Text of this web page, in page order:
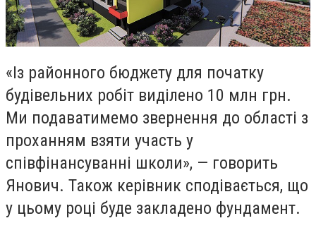
«Із районного бюджету для початку
будівельних робіт виділено 10 млн грн.
Ми подаватимемо звернення до області з
проханням взяти участь у
співфінансуванні школи», — говорить
Янович. Також керівник сподівається, що
у цьому році буде закладено фундамент.